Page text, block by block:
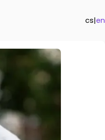
cs|en